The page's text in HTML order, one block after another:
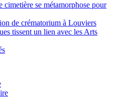
cimetière se métamorphose pour
de crématorium à Louviers
tissent un lien avec les Arts